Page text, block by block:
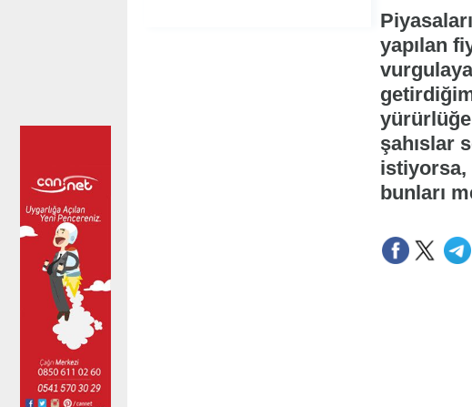
yapılan
şahıslar
istiyorsa,
bunları